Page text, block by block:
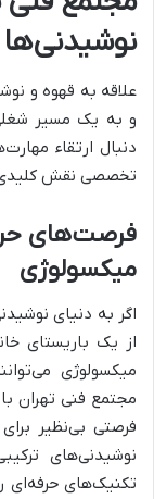
نوشیدنی‌ها
علاقه به قهوه و
و به یک مسیر
دنبال ارتقاء
تخصصی نقش کلیدی
فرصت‌های
میکسولوژی
اگر به دنیای
از یک باریستای
میکسولوژی
مجتمع فنی تهران
فرصتی بی‌نظیر
نوشیدنی‌های
تکنیک‌های حرفه‌ای